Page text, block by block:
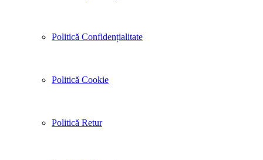
Politică Confidențialitate
Politică Cookie
Politică Retur